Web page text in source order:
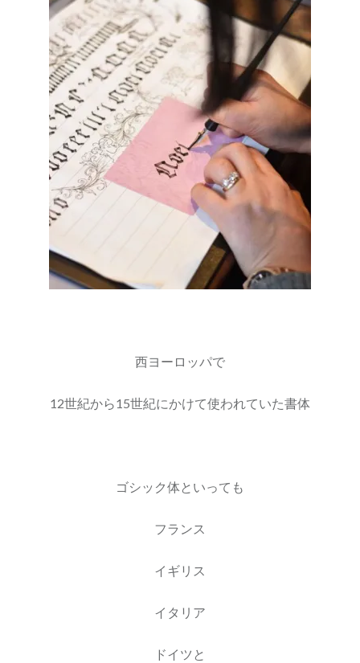
西ヨーロッパで
12世紀から15世紀にかけて使われていた書体
ゴシック体といっても
フランス
イギリス
イタリア
ドイツと